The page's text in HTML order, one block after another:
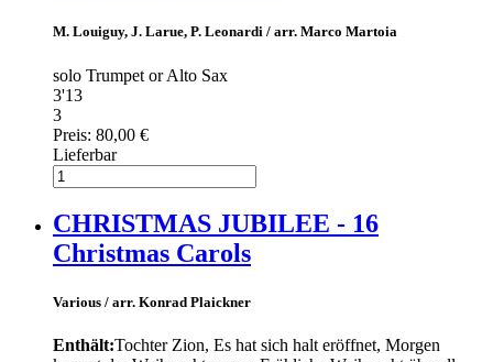
M. Louiguy, J. Larue, P. Leonardi / arr. Marco Martoia
solo Trumpet or Alto Sax
3'13
3
Preis: 80,00 €
Lieferbar
CHRISTMAS JUBILEE - 16
Christmas Carols
Various / arr. Konrad Plaickner
Enthält:Tochter Zion, Es hat sich halt eröffnet, Morgen